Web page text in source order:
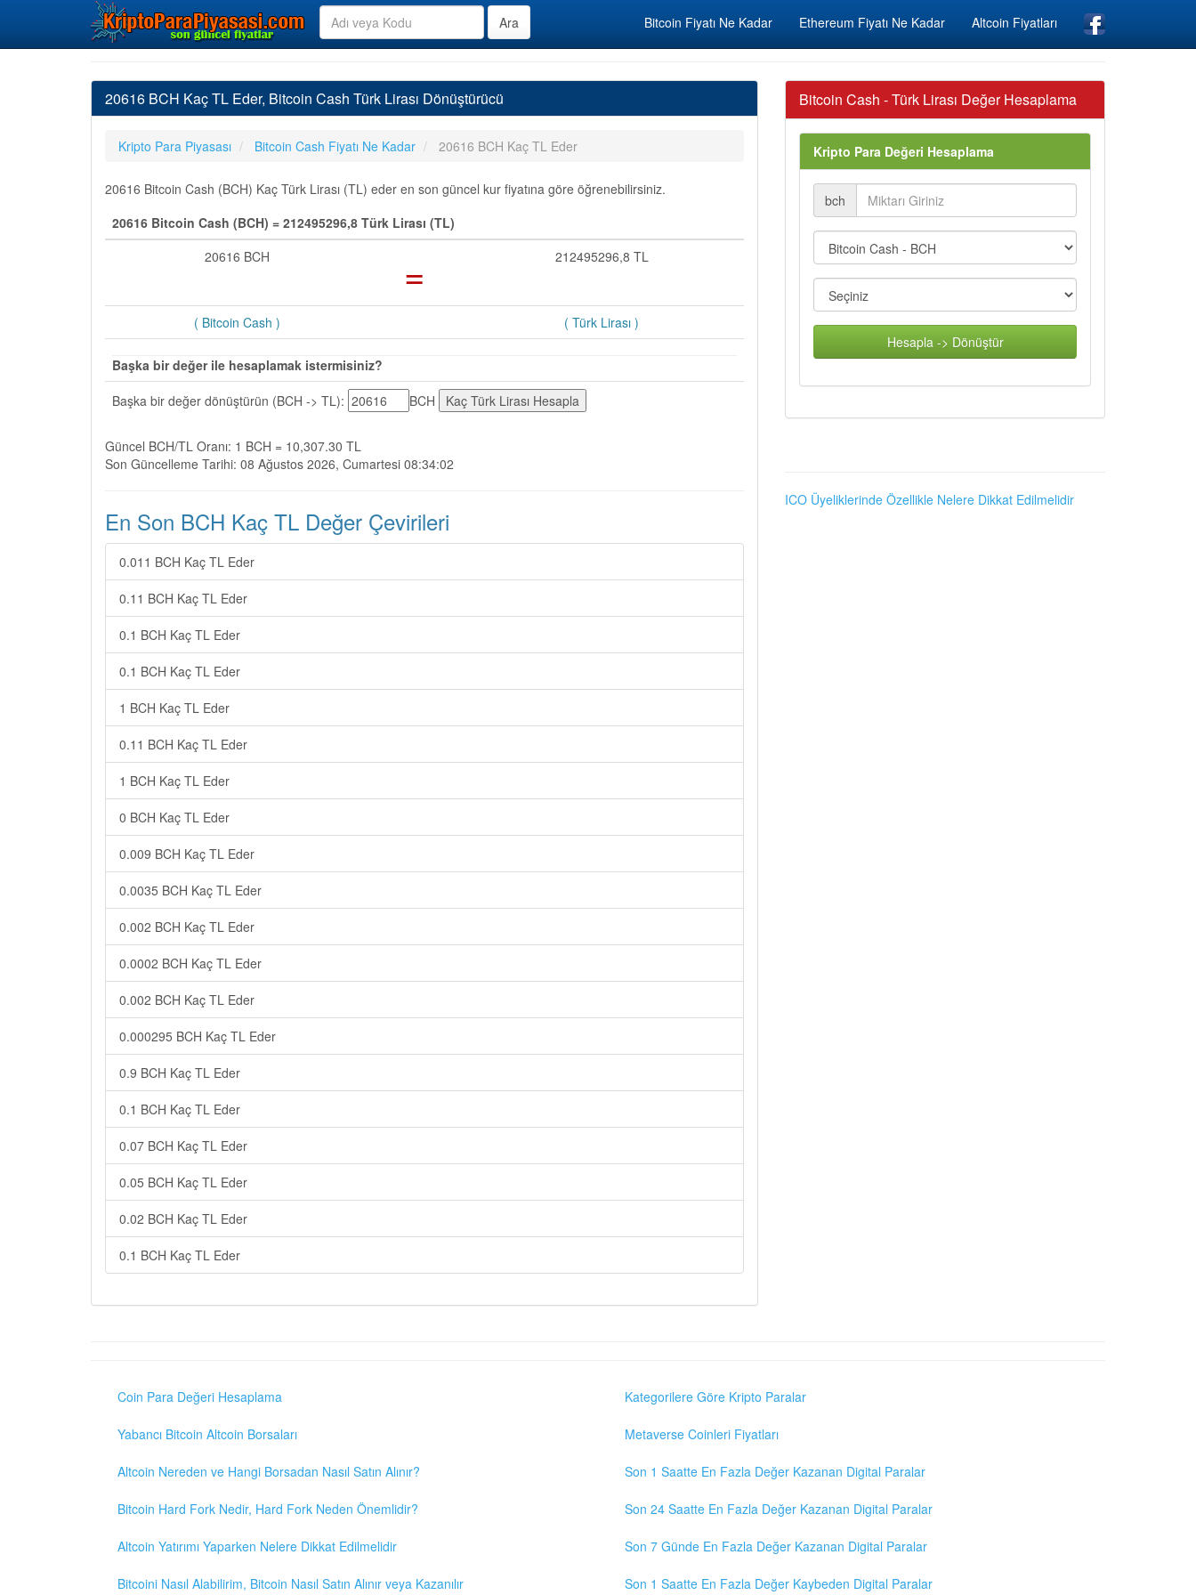
Bitcoin Fiyatı Ne Kadar Ethereum Fiyatı Ne Kadar Altcoin Fiyatları
20616 BCH Kaç TL Eder, Bitcoin Cash Türk Lirası Dönüştürücü
Kripto Para Piyasası Bitcoin Cash Fiyatı Ne Kadar 20616 BCH Kaç TL Eder
20616 Bitcoin Cash (BCH) Kaç Türk Lirası (TL) eder en son güncel kur fiyatına göre öğrenebilirsiniz.
20616 Bitcoin Cash (BCH) = 212495296,8 Türk Lirası (TL)
20616 BCH
= 212495296,8 TL
( Bitcoin Cash ) ( Türk Lirası )
Başka bir değer ile hesaplamak istermisiniz?
Başka bir değer dönüştürün (BCH -> TL):
BCH
Güncel BCH/TL Oranı: 1 BCH = 10,307.30 TL
Son Güncelleme Tarihi: 08 Ağustos 2026, Cumartesi 08:34:02
En Son BCH Kaç TL Değer Çevirileri
0.011 BCH Kaç TL Eder
0.11 BCH Kaç TL Eder
0.1 BCH Kaç TL Eder
0.1 BCH Kaç TL Eder
1 BCH Kaç TL Eder
0.11 BCH Kaç TL Eder
1 BCH Kaç TL Eder
0 BCH Kaç TL Eder
0.009 BCH Kaç TL Eder
0.0035 BCH Kaç TL Eder
0.002 BCH Kaç TL Eder
0.0002 BCH Kaç TL Eder
0.002 BCH Kaç TL Eder
0.000295 BCH Kaç TL Eder
0.9 BCH Kaç TL Eder
0.1 BCH Kaç TL Eder
0.07 BCH Kaç TL Eder
0.05 BCH Kaç TL Eder
0.02 BCH Kaç TL Eder
0.1 BCH Kaç TL Eder
Bitcoin Cash - Türk Lirası Değer Hesaplama
Kripto Para Değeri Hesaplama
bch
Hesapla -> Dönüştür
ICO Üyeliklerinde Özellikle Nelere Dikkat Edilmelidir
Coin Para Değeri Hesaplama
Yabancı Bitcoin Altcoin Borsaları
Altcoin Nereden ve Hangi Borsadan Nasıl Satın Alınır?
Bitcoin Hard Fork Nedir, Hard Fork Neden Önemlidir?
Altcoin Yatırımı Yaparken Nelere Dikkat Edilmelidir
Bitcoini Nasıl Alabilirim, Bitcoin Nasıl Satın Alınır veya Kazanılır
Kategorilere Göre Kripto Paralar
Metaverse Coinleri Fiyatları
Son 1 Saatte En Fazla Değer Kazanan Digital Paralar
Son 24 Saatte En Fazla Değer Kazanan Digital Paralar
Son 7 Günde En Fazla Değer Kazanan Digital Paralar
Son 1 Saatte En Fazla Değer Kaybeden Digital Paralar